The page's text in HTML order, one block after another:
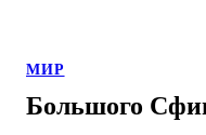
МИР
Большого